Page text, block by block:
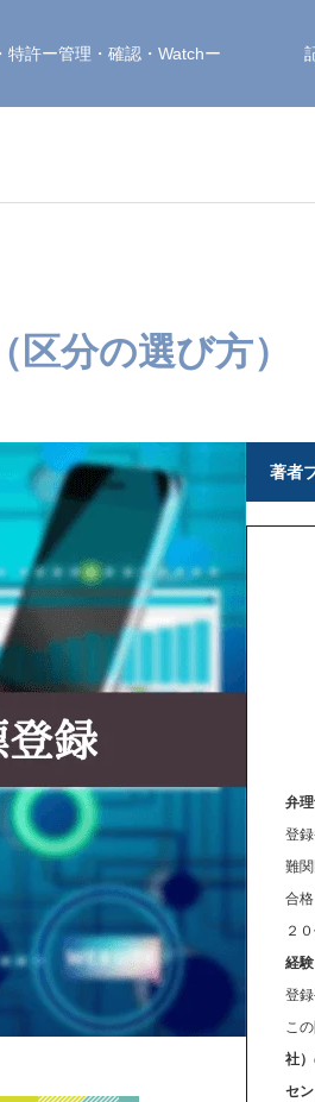
特許ー管理・確認・Watchー
分の選び方）
著者
弁
登
難
合
２
経験
登
この
社
セ